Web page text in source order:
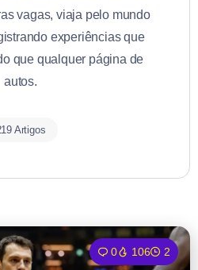
vagas, viaja pelo mundo
experiências que
que qualquer página de
autos.
Artigos
0 106 2